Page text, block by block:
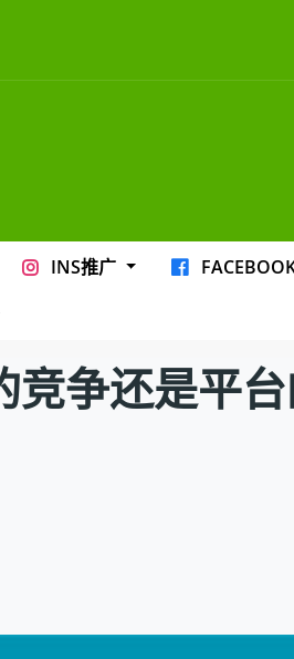
INS推广
争还是平